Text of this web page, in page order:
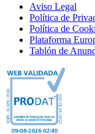
Aviso Legal
Política de
Política de
Plataforma
Tablón de